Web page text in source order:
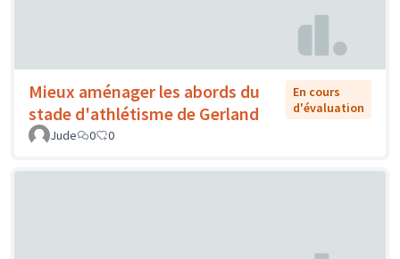
Mieux aménager les abords du
stade d'athlétisme de Gerland
En cours
d'évaluation
Jude
0 0